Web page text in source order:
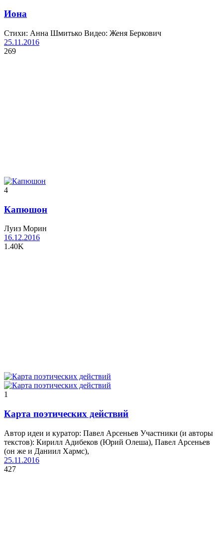
Иона
Стихи: Анна Шмитько Видео: Женя Беркович
25.11.2016
269
4
Капюшон
Луиз Морин
16.12.2016
1.40K
1
Карта поэтических действий
Автор идеи и куратор: Павел Арсеньев Участники (и авторы
текстов): Кирилл Адибеков (Юрий Олеша), Павел Арсеньев
(он же и Даниил Хармс),
25.11.2016
427